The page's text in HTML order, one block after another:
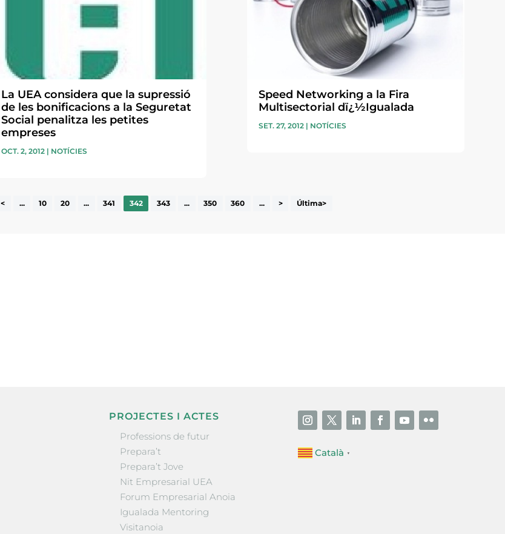
La UEA considera que la supressió
de les bonificacions a la Seguretat
Social penalitza les petites
empreses
OCT. 2, 2012| NOTÍCIES
Speed Networking a la Fira
Multisectorial dï¿½Igualada
SET. 27, 2012| NOTÍCIES
< ... 10 20 ... 341 342 343 ... 350 360 ... > Última>
PROJECTES I ACTES
Professions de futur
Prepara’t
Prepara’t Jove
Nit Empresarial UEA
Forum Empresarial Anoia
Igualada Mentoring
Visitanoia
Català ▼